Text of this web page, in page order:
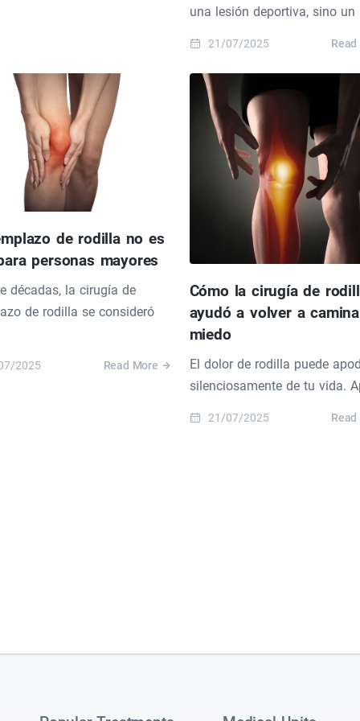
una lesión deportiva, sino un
21/07/2025
de rodilla no es
personas mayores
décadas, la cirugía de
de rodilla se consideró
2025 Read More
Cómo la cirugía de
ayudó a volver a
miedo
El dolor de rodilla puede
silenciosamente de tu vida.
21/07/2025